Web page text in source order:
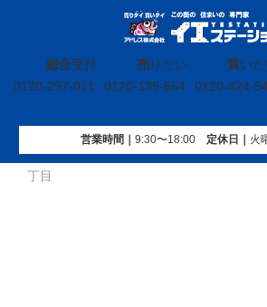
総合受付
0120-297-011
売りたい
0120-139-664
買い
0120-424-
営業時間｜ 9:30〜18:00定休⽇｜ 火
イエステーション»売買実績»戸建»宮
丁目